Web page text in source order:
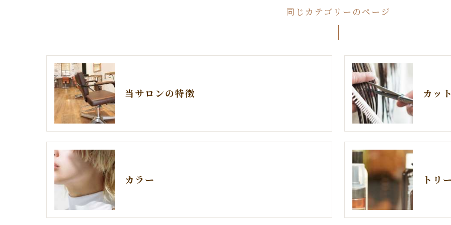
同じカテゴリーのページ
当サロンの特徴 カット
カラー トリ